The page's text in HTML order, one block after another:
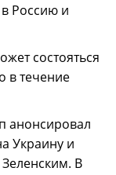
Россию и
состояться
в течение
анонсировал
Украину и
В